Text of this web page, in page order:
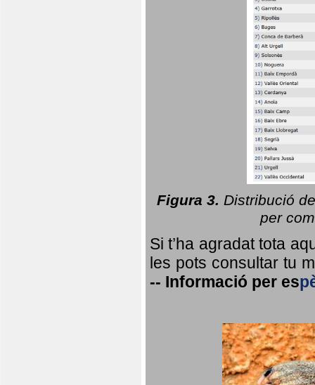
Figura 3. Distribució
per
Si t’ha agradat tota
les pots consultar tu
-- Informació per es